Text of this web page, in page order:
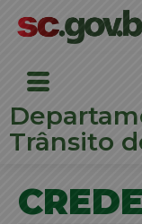
Trânsito